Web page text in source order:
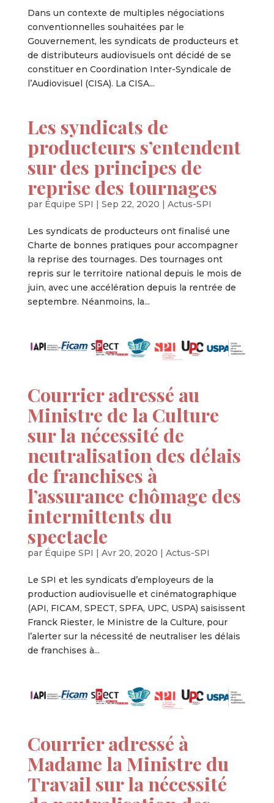
Dans un contexte de multiples négociations
conventionnelles souhaitées par le
Gouvernement, les syndicats de producteurs et
de distributeurs audiovisuels ont décidé de se
constituer en Coordination Inter-Syndicale de
l’Audiovisuel (CISA). La CISA...
Les syndicats de
producteurs s’entendent
sur des principes de
reprise des tournages
par Équipe SPI | Sep 22, 2020 | Actus-SPI
Les syndicats de producteurs ont finalisé une
Charte de bonnes pratiques pour accompagner
la reprise des tournages. Des tournages ont
repris sur le territoire national depuis le mois de
juin, avec une accélération depuis la rentrée de
septembre. Néanmoins, la...
Courrier adressé au
Ministre de la Culture
sur la nécessité de
neutralisation des délais
de franchises à
l’assurance chômage des
intermittents du
spectacle
par Équipe SPI | Avr 20, 2020 | Actus-SPI
Le SPI et les syndicats d’employeurs de la
production audiovisuelle et cinématographique
(API, FICAM, SPECT, SPFA, UPC, USPA) saisissent
Franck Riester, le Ministre de la Culture, pour
l’alerter sur la nécessité de neutraliser les délais
de franchises à...
Courrier adressé à
Madame la Ministre du
Travail sur la nécessité